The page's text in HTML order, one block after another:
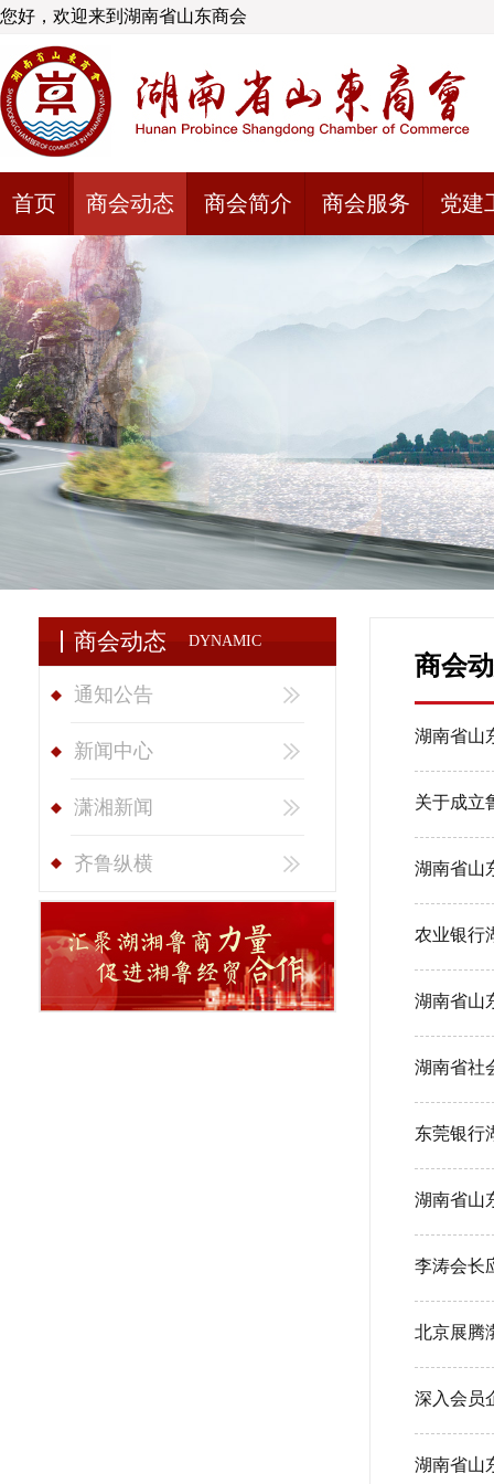
您好，欢迎来到湖南省山东商会
首页 商会动态 商会简介 商会服务 党建
商会动态 DYNAMIC
通知公告
新闻中心
潇湘新闻
齐鲁纵横
商会
湖南省山
关于成立
湖南省山
农业银行
湖南省山
湖南省社
东莞银行
湖南省山
李涛会长
北京展腾
深入会员
湖南省山